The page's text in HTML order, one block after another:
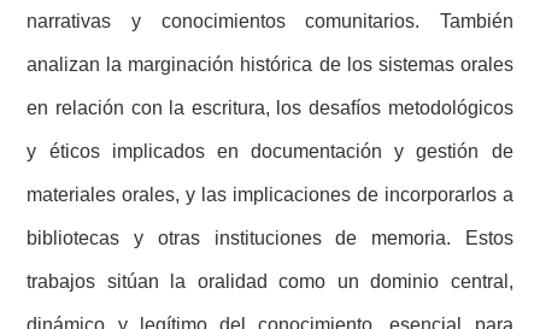
narrativas y conocimientos comunitarios. También
analizan la marginación histórica de los sistemas orales
en relación con la escritura, los desafíos metodológicos
y éticos implicados en documentación y gestión de
materiales orales, y las implicaciones de incorporarlos a
bibliotecas y otras instituciones de memoria. Estos
trabajos sitúan la oralidad como un dominio central,